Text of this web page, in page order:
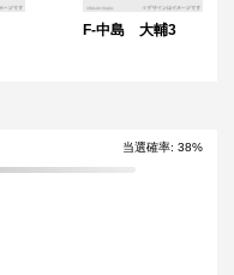
F-中島 大輔3
当選確率: 38%